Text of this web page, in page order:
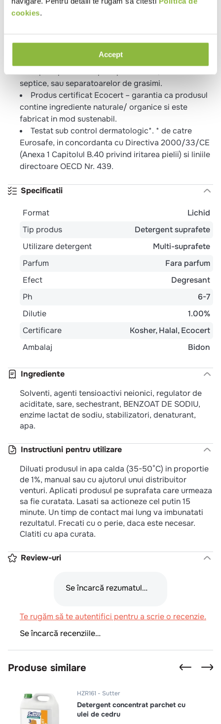
cookies.
Accept
Non-iritant pentru personal si echipamente la
Previne infundarea tevilor si scurgerilor.
septice, sau separatoarelor de grasimi.
Produs certificat Ecocert – garantia ca produsul
contine ingrediente naturale/ organice si este
fabricat in mod sustenabil.
Testat sub control dermatologic*. * de catre
Eurosafe, in concordanta cu Directiva 2000/33/CE
(Anexa 1 Capitolul B.40 privind iritarea pielii) si liniile
directoare OECD Nr. 439.
Specificatii
Format
Lichid
Tip produs
Detergent suprafete
Utilizare detergent
Multi-suprafete
Parfum
Fara parfum
Efect
Degresant
Ph
6-7
Dilutie
1.00%
Certificare
Kosher Halal Ecocert
Ambalaj
Bidon
Ingrediente
Solventi, agenti tensioactivi neionici, regulator de
aciditate, sare, sechestrant, BENZOAT DE SODIU,
enzime lactat de sodiu, stabilizatori, denaturant,
apa.
Instructiuni pentru utilizare
Diluati produsul in apa calda (35-50°C) in proportie
de 1%, manual sau cu ajutorul unui distribuitor
venturi. Aplicati produsul pe suprafata care urmeaza
sa fie curatata. Lasati sa actioneze cel putin 15
minute. Un timp de contact mai lung va imbunatati
rezultatul. Frecati cu o perie, daca este necesar.
Clatiti cu apa curata.
Review-uri
Se încarcă rezumatul…
Te rugăm să te autentifici pentru a scrie o recenzie.
Se încarcă recenziile…
Produse similare
HZR161 Sutter
Detergent concentrat parchet cu
ulei de cedru